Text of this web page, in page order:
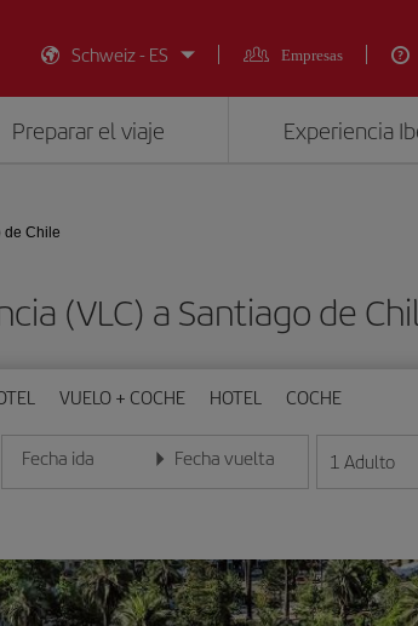
Schweiz - ES
Empresas
Preparar el viaje Experiencia
de Chile
(VLC) a Santiago de
VUELO + COCHE HOTEL COCHE
Fecha ida
Introduce la fecha en formato día/mes/año
Fecha vuelta
Introduce la fecha en formato día/
1 Adulto